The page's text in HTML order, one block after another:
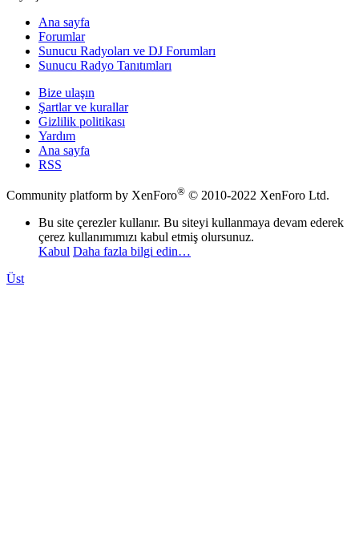
Ana sayfa
Forumlar
Sunucu Radyoları ve DJ Forumları
Sunucu Radyo Tanıtımları
Bize ulaşın
Şartlar ve kurallar
Gizlilik politikası
Yardım
Ana sayfa
RSS
Community platform by XenForo® © 2010-2022 XenForo Ltd.
Bu site çerezler kullanır. Bu siteyi kullanmaya devam ederek
çerez kullanımımızı kabul etmiş olursunuz.
Kabul Daha fazla bilgi edin…
Üst